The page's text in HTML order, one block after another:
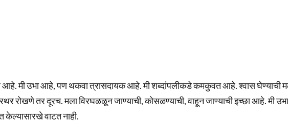
आहे. मी उभा आहे, पण थकवा त्रासदायक आहे. मी शब्दांपलीकडे कमकुवत आहे. श्वास घेण्याची
रोखणे तर दूरच. मला विरघळळून जाण्याची, कोसळण्याची, वाहून जाण्याची इच्छा आहे. मी उभा
केल्यासारखे वाटत नाही.